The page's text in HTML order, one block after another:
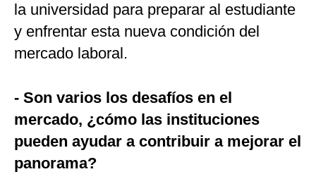
la universidad para preparar al estudiante
y enfrentar esta nueva condición del
mercado laboral.
- Son varios los desafíos en el
mercado, ¿cómo las instituciones
pueden ayudar a contribuir a mejorar el
panorama?